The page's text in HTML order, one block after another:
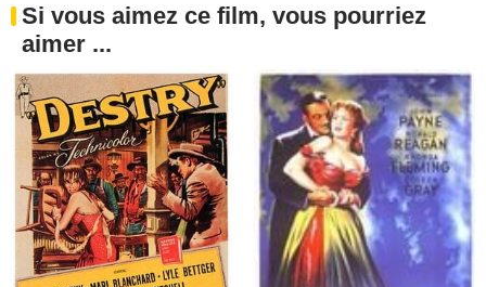
Si vous aimez ce film, vous pourriez
aimer ...